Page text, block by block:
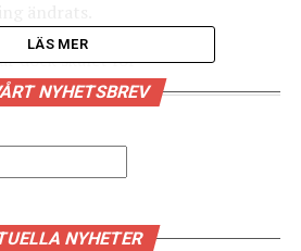
dock skälet för
Vid den senaste
inre gränskontrollen till och med
den svenska regeringen följande
att upptäcka hot från potentiella
terrorattentat.”
LÄS MER
NYHETSBREV
NYHETER